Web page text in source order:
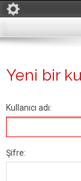
Yeni bir
Kullanıcı adı:
Şifre: